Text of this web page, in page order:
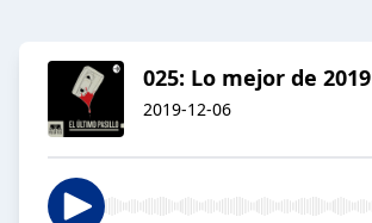
025: Lo mejor de 2019
2019-12-06